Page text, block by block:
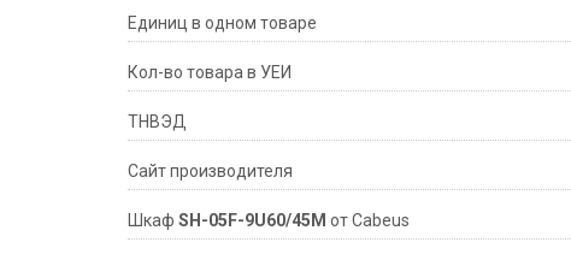
Единиц в одном товаре
Кол-во товара в УЕИ
ТНВЭД
Сайт производителя
Шкаф SH-05F-9U60/45M от Cabeus